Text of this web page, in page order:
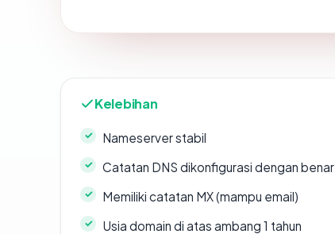
Kelebihan
Nameserver stabil
Catatan DNS dikonfigurasi dengan benar
Memiliki catatan MX (mampu email)
Usia domain di atas ambang 1 tahun